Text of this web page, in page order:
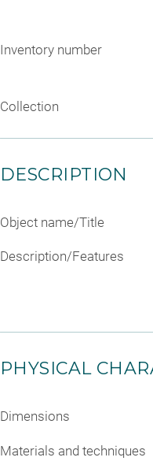
Inventory number
Collection
DESCRIPTION
Object name/Title
Description/Features
PHYSICAL
Dimensions
Materials and techniques